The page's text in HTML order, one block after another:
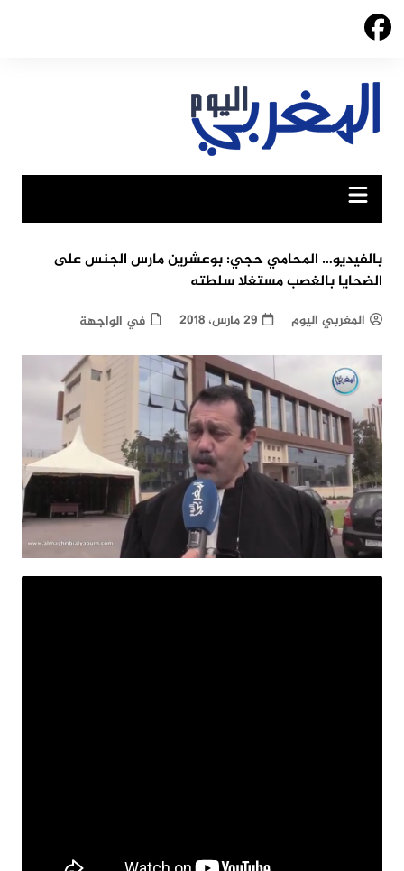
Skip
بالفيديو… المحامي حجي: بوعشرين مارس الجنس على
الضحايا بالغصب مستغلا سلطته
المغربي اليوم 29 مارس، 2018 في الواجهة